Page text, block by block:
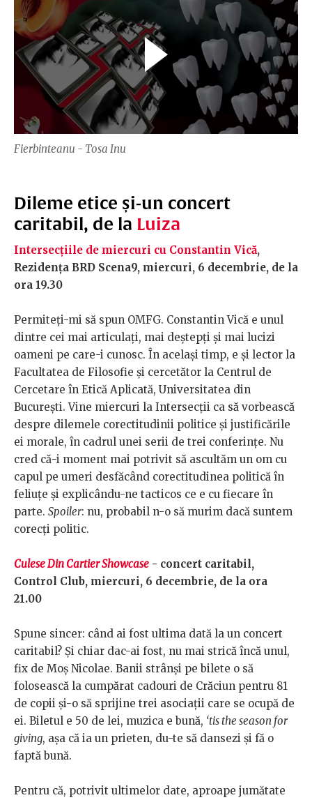
Fierbinteanu - Tosa Inu
Dileme etice și-un concert
caritabil, de la Luiza
Intersecțiile de miercuri cu Constantin Vică,
Rezidența BRD Scena9, miercuri, 6 decembrie, de la
ora 19.30
Permiteți-mi să spun OMFG. Constantin Vică e unul
dintre cei mai articulați, mai deștepți și mai lucizi
oameni pe care-i cunosc. În același timp, e și lector la
Facultatea de Filosofie și cercetător la Centrul de
Cercetare în Etică Aplicată, Universitatea din
București. Vine miercuri la Intersecții ca să vorbească
despre dilemele corectitudinii politice și justificările
ei morale, în cadrul unei serii de trei conferințe. Nu
cred că-i moment mai potrivit să ascultăm un om cu
capul pe umeri desfăcând corectitudinea politică în
feliuțe și explicându-ne tacticos ce e cu fiecare în
parte. Spoiler: nu, probabil n-o să murim dacă suntem
corecți politic.
Culese Din Cartier Showcase - concert caritabil,
Control Club, miercuri, 6 decembrie, de la ora
21.00
Spune sincer: când ai fost ultima dată la un concert
caritabil? Și chiar dac-ai fost, nu mai strică încă unul,
fix de Moș Nicolae. Banii strânși pe bilete o să
folosească la cumpărat cadouri de Crăciun pentru 81
de copii și-o să sprijine trei asociații care se ocupă de
ei. Biletul e 50 de lei, muzica e bună, ‘tis the season for
giving, așa că ia un prieten, du-te să dansezi și fă o
faptă bună.
Pentru că, potrivit ultimelor date, aproape jumătate